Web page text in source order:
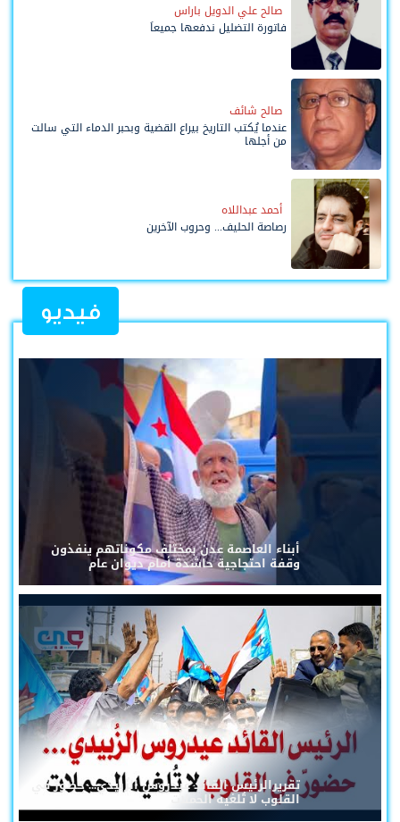
صالح علي الدويل باراس
فاتورة التضليل ندفعها جميعاً
صالح شائف
عندما يُكتب التاريخ بيراع القضية وبحبر الدماء التي سالت
من أجلها
أحمد عبداللاه
رصاصة الحليف... وحروب الآخرين
فيديو
أبناء العاصمة عدن بمختلف مكوناتهم ينفذون
وقفة احتجاجية حاشدة أمام ديوان عام
تقريرالرئيس القائد عيدروس الزُبيدي... حضورٌ في
القلوب لا تُلغيه الحملات